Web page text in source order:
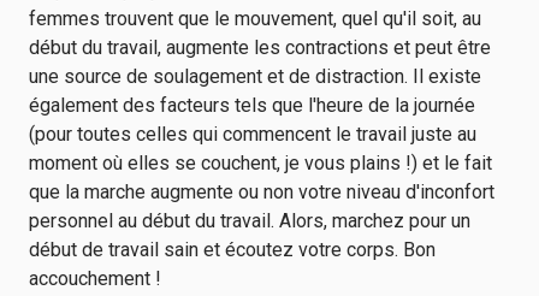
femmes trouvent que le mouvement, quel qu'il soit, au
début du travail, augmente les contractions et peut être
une source de soulagement et de distraction. Il existe
également des facteurs tels que l'heure de la journée
(pour toutes celles qui commencent le travail juste au
moment où elles se couchent, je vous plains !) et le fait
que la marche augmente ou non votre niveau d'inconfort
personnel au début du travail. Alors, marchez pour un
début de travail sain et écoutez votre corps. Bon
accouchement !